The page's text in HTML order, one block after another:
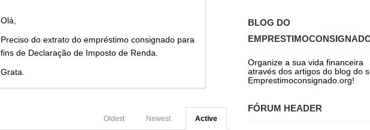
Olá,
Preciso do extrato do empréstimo consignado para
fins de Declaração de Imposto de Renda.
Grata.
Active
Newest
Oldest
BLOG DO
Organize a sua vida financeira
através dos artigos do blog do
Emprestimoconsignado.org!
FÓRUM HEADER